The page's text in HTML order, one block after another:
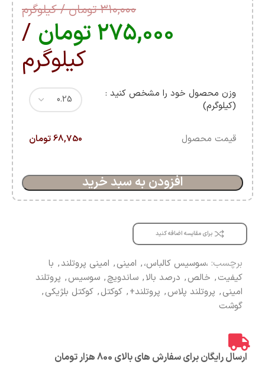
۳۱۰,۰۰۰ تومان/ کیلوگرم
۲۷۵,۰۰۰تومان /
کیلوگرم
وزن محصول خود را مشخص کنید :
(کیلوگرم)
قیمت محصول 68,750 تومان
افزودن به سبد خرید
برای مقایسه اضافه کنید
برچسب: ،سوسیس کالباس،, امینی, امینی پروتلند, با
کیفیت, خالص, درصد بالا, ساندویچ, سوسیس, پروتلند
امینی, پروتلند پلاس, پروتلند+, کوکتل, کوکتل بلژیکی,
گوشت
ارسال رایگان برای سفارش های بالای 800 هزار تومان